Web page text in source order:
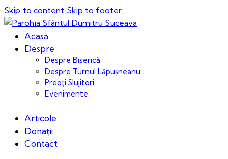
Skip to content Skip to footer
Acasă
Despre
Despre Biserică
Despre Turnul Lăpușneanu
Preoți Slujitori
Evenimente
Articole
Donații
Contact